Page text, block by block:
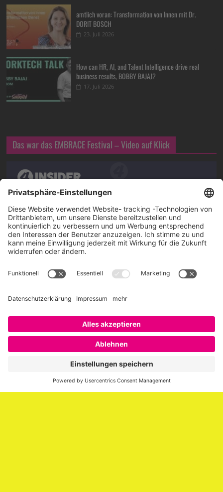
amtlich voran: Transformation von Innen mit Dr.
DORIT BOSCH
23. Juli 2026
How can HR, AI, and Talent Intelligence drive real
business results, BOBBY BAJAJ?
17. Juli 2026
Das war das EMBRACE Festival – Video auf Klick
Über SAATKORN
SAATKORN ist der Blog von Gero Hesse. Seit 2009 schreibt
er über die Themen Employer Branding,